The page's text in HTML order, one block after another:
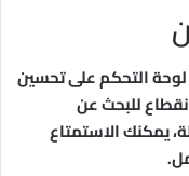
التحكم على تحسين
للبحث عن
يمكنك الاستمتاع